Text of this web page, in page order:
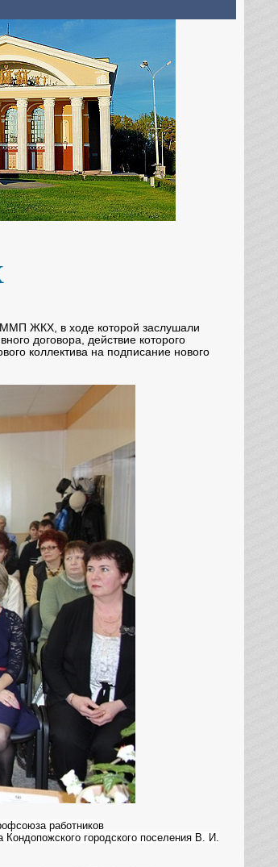
ЖКХ, в ходе которой заслушали
договора, действие которого
коллектива на подписание нового
работников
городского поселения В. И.